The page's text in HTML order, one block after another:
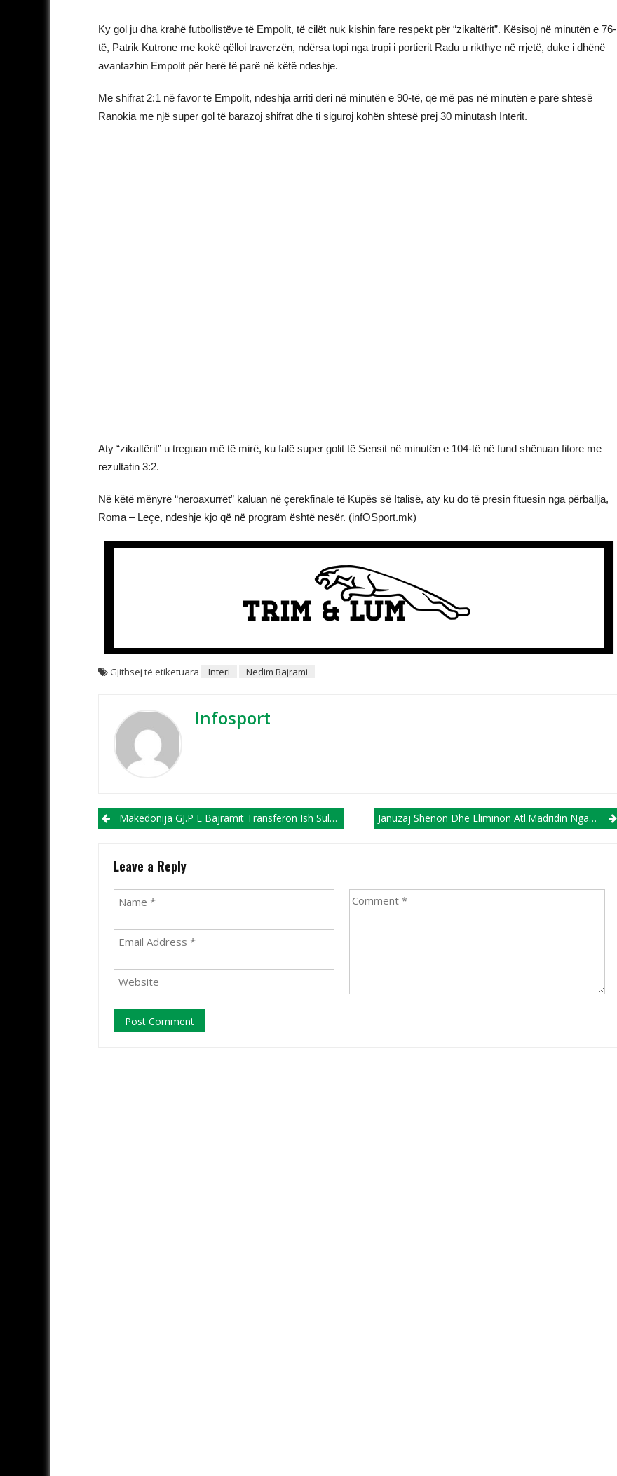
Ky gol ju dha krahë futbollistëve të Empolit, të cilët nuk kishin fare respekt për “zikaltërit”. Kësisoj në minutën e 76-
të, Patrik Kutrone me kokë qëlloi traverzën, ndërsa topi nga trupi i portierit Radu u rikthye në rrjetë, duke i dhënë
avantazhin Empolit për herë të parë në këtë ndeshje.
Me shifrat 2:1 në favor të Empolit, ndeshja arriti deri në minutën e 90-të, që më pas në minutën e parë shtesë
Ranokia me një super gol të barazoj shifrat dhe ti siguroj kohën shtesë prej 30 minutash Interit.
Aty “zikaltërit” u treguan më të mirë, ku falë super golit të Sensit në minutën e 104-të në fund shënuan fitore me
rezultatin 3:2.
Në këtë mënyrë “neroaxurrët” kaluan në çerekfinale të Kupës së Italisë, aty ku do të presin fituesin nga përballja,
Roma – Leçe, ndeshje kjo që në program është nesër. (infOSport.mk)
Gjithsej të etiketuara Interi Nedim Bajrami
Infosport
Post navigation
Makedonija GJ.P E Bajramit Transferon Ish Sulmuesin E Kukësit! Januzaj Shënon Dhe Eliminon Atl.Madridin Nga Kupa E Spanjës (VIDEO)
Leave a Reply